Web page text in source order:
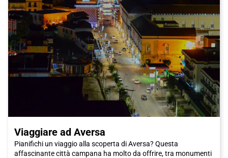
Viaggiare ad Aversa
Pianifichi un viaggio alla scoperta di Aversa? Questa
affascinante città campana ha molto da offrire, tra monumenti